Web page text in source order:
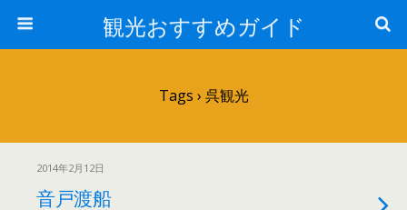
観光おすすめガイド
Tags › 呉観光
2014年2月12日
音戸渡船